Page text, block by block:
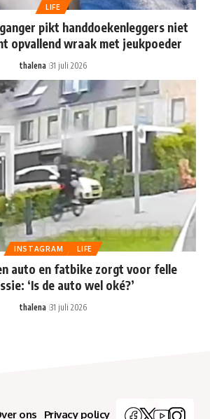
LIFE
pikt handdoekenleggers niet
opvallend wraak met jeukpoeder
thalena 31 juli 2026
INSTAGRAM LIFE
auto en fatbike zorgt voor felle
‘Is de auto wel oké?’
thalena 31 juli 2026
ons Privacy policy